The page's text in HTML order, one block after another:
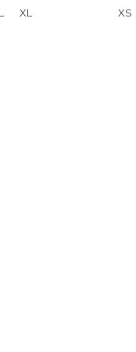
XL XS